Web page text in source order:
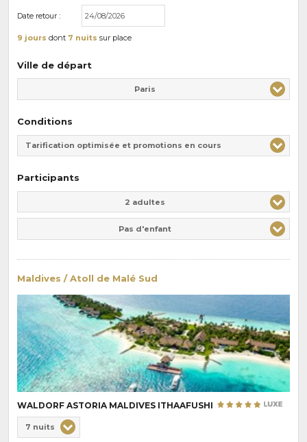
Date retour :
9 jours dont 7 nuits sur place
Ville de départ
Paris
Conditions
Tarification optimisée et promotions en cours
Participants
2 adultes
Pas d'enfant
Maldives / Atoll de Malé Sud
WALDORF ASTORIA MALDIVES ITHAAFUSHI
de
7 nuits